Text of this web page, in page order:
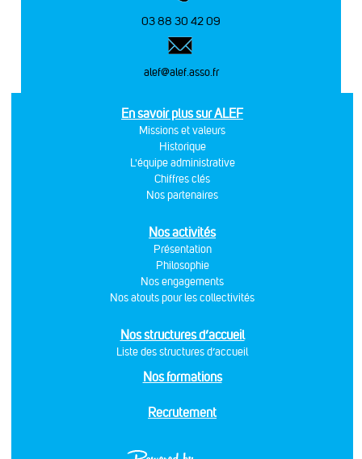
03 88 30 42 09
alef@alef.asso.fr
En savoir plus sur ALEF
Missions et valeurs
Historique
L'équipe administrative
Chiffres clés
Nos partenaires
Nos activités
Présentation
Philosophie
Nos engagements
Nos atouts pour les collectivités
Nos structures d’accueil
Liste des structures d’accueil
Nos formations
Recrutement